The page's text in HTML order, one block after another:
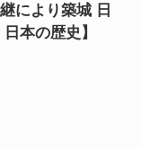
により築城 日
本の歴史】